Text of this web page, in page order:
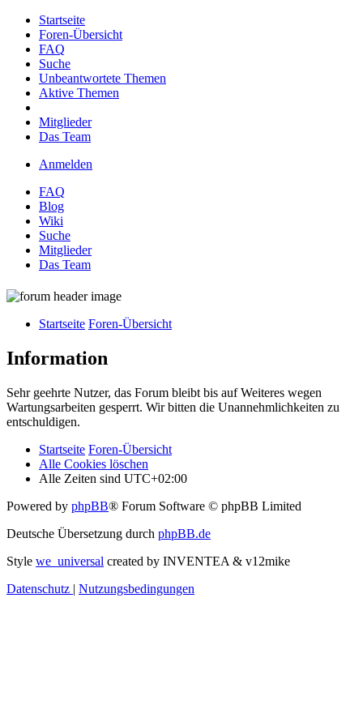
Startseite
Foren-Übersicht
FAQ
Suche
Unbeantwortete Themen
Aktive Themen
Mitglieder
Das Team
Anmelden
FAQ
Blog
Wiki
Suche
Mitglieder
Das Team
Startseite Foren-Übersicht
Information
Sehr geehrte Nutzer, das Forum bleibt bis auf Weiteres wegen
Wartungsarbeiten gesperrt. Wir bitten die Unannehmlichkeiten zu
entschuldigen.
Startseite Foren-Übersicht
Alle Cookies löschen
Alle Zeiten sind UTC+02:00
Powered by phpBB® Forum Software © phpBB Limited
Deutsche Übersetzung durch phpBB.de
Style we_universal created by INVENTEA & v12mike
Datenschutz | Nutzungsbedingungen